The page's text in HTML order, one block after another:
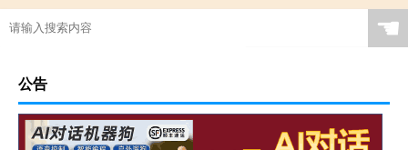
☚
公告